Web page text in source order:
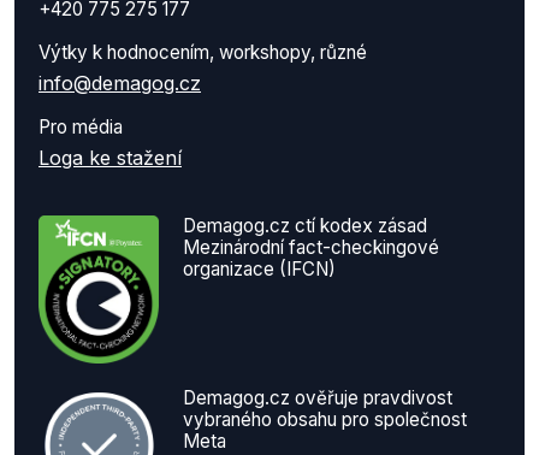
+420 775 275 177
Výtky k hodnocením, workshopy, různé
info@demagog.cz
Pro média
Loga ke stažení
Demagog.cz ctí kodex zásad
Mezinárodní fact-checkingové
organizace (IFCN)
Demagog.cz ověřuje pravdivost
vybraného obsahu pro společnost
Meta